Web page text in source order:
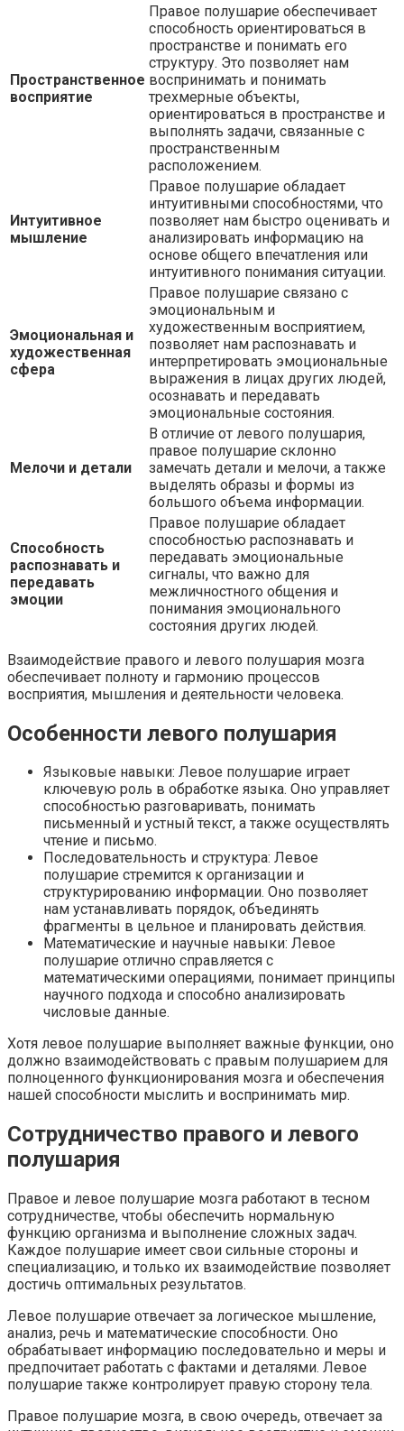
Пространственное
восприятие
Правое полушарие обеспечивает
способность ориентироваться в
пространстве и понимать его
структуру. Это позволяет нам
воспринимать и понимать
трехмерные объекты,
ориентироваться в пространстве и
выполнять задачи, связанные с
пространственным
расположением.
Интуитивное
мышление
Правое полушарие обладает
интуитивными способностями, что
позволяет нам быстро оценивать и
анализировать информацию на
основе общего впечатления или
интуитивного понимания ситуации.
Эмоциональная и
художественная
сфера
Правое полушарие связано с
эмоциональным и
художественным восприятием,
позволяет нам распознавать и
интерпретировать эмоциональные
выражения в лицах других людей,
осознавать и передавать
эмоциональные состояния.
Мелочи и детали
В отличие от левого полушария,
правое полушарие склонно
замечать детали и мелочи, а также
выделять образы и формы из
большого объема информации.
Способность
распознавать и
передавать
эмоции
Правое полушарие обладает
способностью распознавать и
передавать эмоциональные
сигналы, что важно для
межличностного общения и
понимания эмоционального
состояния других людей.
Взаимодействие правого и левого полушария мозга
обеспечивает полноту и гармонию процессов
восприятия, мышления и деятельности человека.
Особенности левого полушария
Языковые навыки: Левое полушарие играет
ключевую роль в обработке языка. Оно управляет
способностью разговаривать, понимать
письменный и устный текст, а также осуществлять
чтение и письмо.
Последовательность и структура: Левое
полушарие стремится к организации и
структурированию информации. Оно позволяет
нам устанавливать порядок, объединять
фрагменты в цельное и планировать действия.
Математические и научные навыки: Левое
полушарие отлично справляется с
математическими операциями, понимает принципы
научного подхода и способно анализировать
числовые данные.
Хотя левое полушарие выполняет важные функции, оно
должно взаимодействовать с правым полушарием для
полноценного функционирования мозга и обеспечения
нашей способности мыслить и воспринимать мир.
Сотрудничество правого и левого
полушария
Правое и левое полушарие мозга работают в тесном
сотрудничестве, чтобы обеспечить нормальную
функцию организма и выполнение сложных задач.
Каждое полушарие имеет свои сильные стороны и
специализацию, и только их взаимодействие позволяет
достичь оптимальных результатов.
Левое полушарие отвечает за логическое мышление,
анализ, речь и математические способности. Оно
обрабатывает информацию последовательно и меры и
предпочитает работать с фактами и деталями. Левое
полушарие также контролирует правую сторону тела.
Правое полушарие мозга, в свою очередь, отвечает за